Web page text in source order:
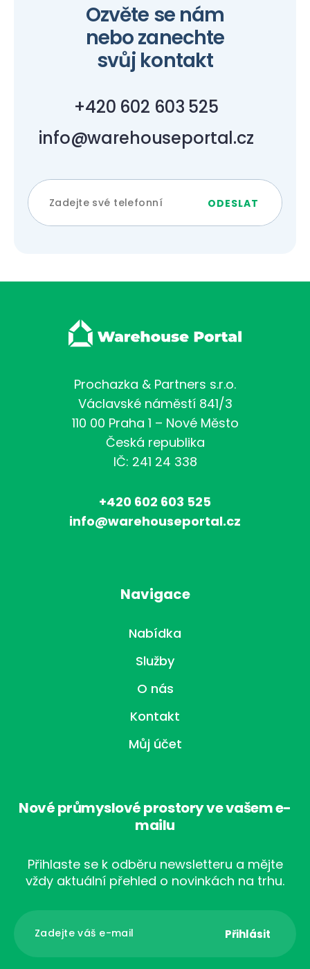
Ozvěte se nám
nebo zanechte
svůj kontakt
+420 602 603 525
info@warehouseportal.cz
Prochazka & Partners s.r.o.
Václavské náměstí 841/3
110 00 Praha 1 – Nové Město
Česká republika
IČ: 241 24 338
+420 602 603 525
info@warehouseportal.cz
Navigace
Nabídka
Služby
O nás
Kontakt
Můj účet
Nové průmyslové prostory ve vašem e-
mailu
Přihlaste se k odběru newsletteru a mějte
vždy aktuální přehled o novinkách na trhu.